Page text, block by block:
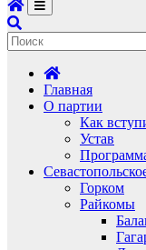
Главная
О партии
Как
Устав
Горком
Райкомы